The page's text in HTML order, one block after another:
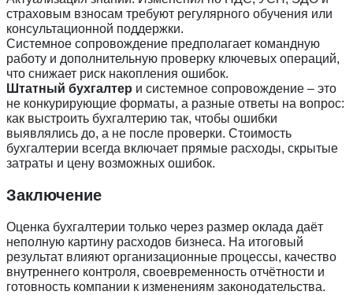
страховым взносам требуют регулярного обучения или
консультационной поддержки.
Системное сопровождение предполагает командную
работу и дополнительную проверку ключевых операций,
что снижает риск накопления ошибок.
Штатный бухгалтер и системное сопровождение – это
не конкурирующие форматы, а разные ответы на вопрос:
как выстроить бухгалтерию так, чтобы ошибки
выявлялись до, а не после проверки. Стоимость
бухгалтерии всегда включает прямые расходы, скрытые
затраты и цену возможных ошибок.
Заключение
Оценка бухгалтерии только через размер оклада даёт
неполную картину расходов бизнеса. На итоговый
результат влияют организационные процессы, качество
внутреннего контроля, своевременность отчётности и
готовность компании к изменениям законодательства.